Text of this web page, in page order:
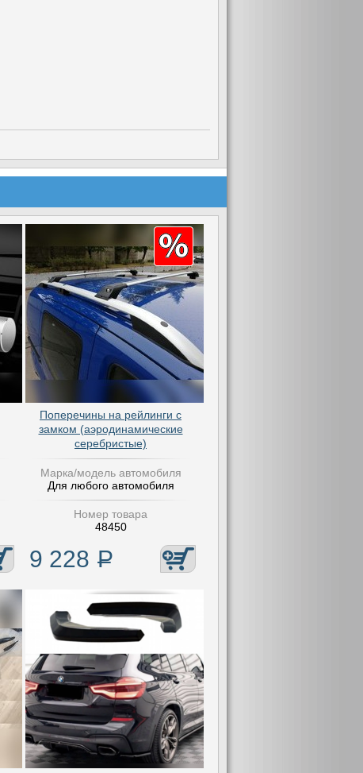
Поперечины на рейлинги с
замком (аэродинамические
серебристые)
Марка/модель автомобиля
Для любого автомобиля
Номер товара
48450
9 228 Р